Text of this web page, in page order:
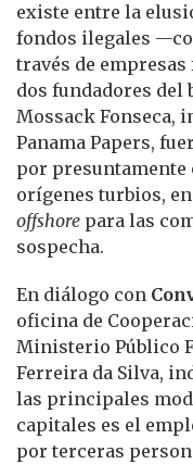
existe entre la
fondos ilegales
través de
dos fundadores del
Mossack Fonseca,
Panama Papers,
por presuntamente
orígenes turbios,
offshore para las
sospecha.
En diálogo con
oficina de
Ministerio Público
Ferreira da Silva,
las principales
capitales es el
por terceras